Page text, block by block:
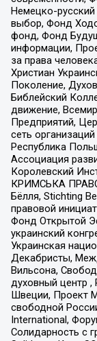
Немецко-
выбор, Фонд
фонд, Фонд
информации,
за права
Христиан
Поколение,
Библейский
движение,
Предприятий,
сеть
Республика
Ассоциация
Королевский
КРИМСЬКА
Бёлля, Stichting
правовой
Фонд Открытой
украинский
Украинская
Декабристы,
Вильсона,
духовный центр ,
Швеции, Проект
свободной
International,
Солидарность с